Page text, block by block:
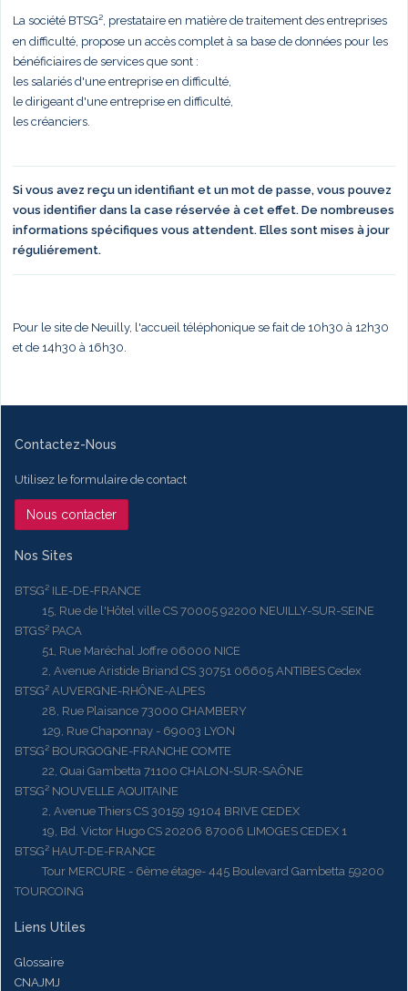
La société BTSG², prestataire en matière de traitement des entreprises
en difficulté, propose un accès complet à sa base de données pour les
bénéficiaires de services que sont :
les salariés d'une entreprise en difficulté,
le dirigeant d'une entreprise en difficulté,
les créanciers.
Si vous avez reçu un identifiant et un mot de passe, vous pouvez
vous identifier dans la case réservée à cet effet. De nombreuses
informations spécifiques vous attendent. Elles sont mises à jour
réguliérement.
Pour le site de Neuilly, l'accueil téléphonique se fait de 10h30 à 12h30
et de 14h30 à 16h30.
Contactez-Nous
Utilisez le formulaire de contact
Nous contacter
Nos Sites
BTSG² ILE-DE-FRANCE
15, Rue de l'Hôtel ville CS 70005 92200 NEUILLY-SUR-SEINE
BTGS² PACA
51, Rue Maréchal Joffre 06000 NICE
2, Avenue Aristide Briand CS 30751 06605 ANTIBES Cedex
BTSG² AUVERGNE-RHÔNE-ALPES
28, Rue Plaisance 73000 CHAMBERY
129, Rue Chaponnay - 69003 LYON
BTSG² BOURGOGNE-FRANCHE COMTE
22, Quai Gambetta 71100 CHALON-SUR-SAÔNE
BTSG² NOUVELLE AQUITAINE
2, Avenue Thiers CS 30159 19104 BRIVE CEDEX
19, Bd. Victor Hugo CS 20206 87006 LIMOGES CEDEX 1
BTSG² HAUT-DE-FRANCE
Tour MERCURE - 6ème étage- 445 Boulevard Gambetta 59200
TOURCOING
Liens Utiles
Glossaire
CNAJMJ